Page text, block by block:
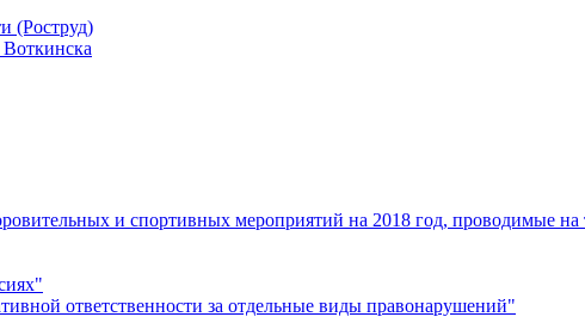
(Роструд)
Воткинска
и спортивных мероприятий на 2018 год, проводимые
ответственности за отдельные виды правонарушений"